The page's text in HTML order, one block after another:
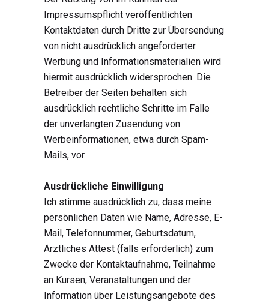
Impressumspflicht veröffentlichten
Kontaktdaten durch Dritte zur Übersendung
von nicht ausdrücklich angeforderter
Werbung und Informationsmaterialien wird
hiermit ausdrücklich widersprochen. Die
Betreiber der Seiten behalten sich
ausdrücklich rechtliche Schritte im Falle
der unverlangten Zusendung von
Werbeinformationen, etwa durch Spam-
Mails, vor.
Ausdrückliche Einwilligung
Ich stimme ausdrücklich zu, dass meine
persönlichen Daten wie Name, Adresse, E-
Mail, Telefonnummer, Geburtsdatum,
Ärztliches Attest (falls erforderlich) zum
Zwecke der Kontaktaufnahme, Teilnahme
an Kursen, Veranstaltungen und der
Information über Leistungsangebote des